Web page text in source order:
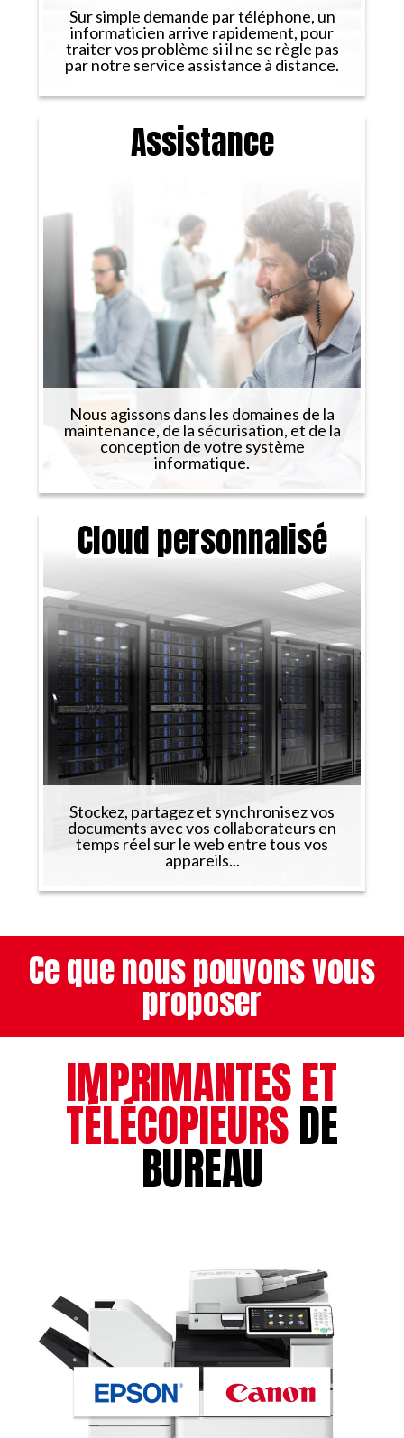
Sur simple demande par téléphone, un
informaticien arrive rapidement, pour
traiter vos problème si il ne se règle pas
par notre service assistance à distance.
Assistance
Nous agissons dans les domaines de la
maintenance, de la sécurisation, et de la
conception de votre système
informatique.
Cloud personnalisé
Stockez, partagez et synchronisez vos
documents avec vos collaborateurs en
temps réel sur le web entre tous vos
appareils...
Ce que nous pouvons vous
proposer
IMPRIMANTES ET
TÉLÉCOPIEURSDE
BUREAU